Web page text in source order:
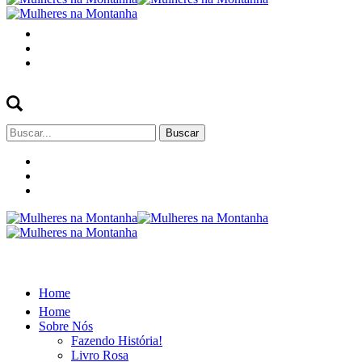
Buscar
por:
Home
Home
Sobre Nós
Fazendo História!
Livro Rosa